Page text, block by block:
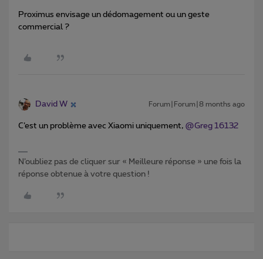
Proximus envisage un dédomagement ou un geste
commercial ?
David W Forum|Forum|8 months ago
C’est un problème avec Xiaomi uniquement, ​ @Greg 16132
N’oubliez pas de cliquer sur « Meilleure réponse » une fois la
réponse obtenue à votre question !